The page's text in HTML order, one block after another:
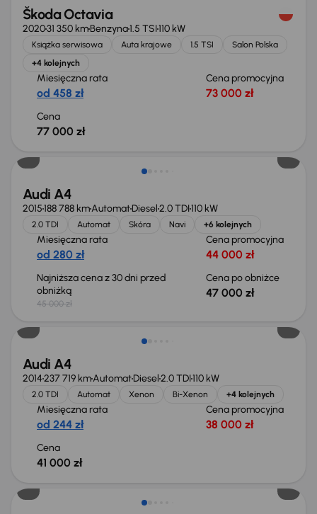
Škoda Octavia
202031 350 kmBenzyna1.5 TSI110 kW
Książka serwisowa Auta krajowe 1.5 TSI
Salon Polska
+4 kolejnych
Miesięczna rata
od 458 zł
Cena promocyjna
73 000 zł
Cena
77 000 zł
Audi A4
2015188 788 kmAutomatDiesel2.0 TDI110 kW
2.0 TDI Automat Skóra Navi +6 kolejnych
Miesięczna rata
od 280 zł
Cena promocyjna
44 000 zł
Najniższa cena z 30 dni przed
obniżką
45 000 zł
Cena po obniżce
47 000 zł
Audi A4
2014237 719 kmAutomatDiesel2.0 TDI110 kW
2.0 TDI Automat Xenon Bi-Xenon +4 kolejnych
Miesięczna rata
od 244 zł
Cena promocyjna
38 000 zł
Cena
41 000 zł